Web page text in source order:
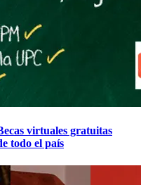
virtuales gratuitas
todo el país